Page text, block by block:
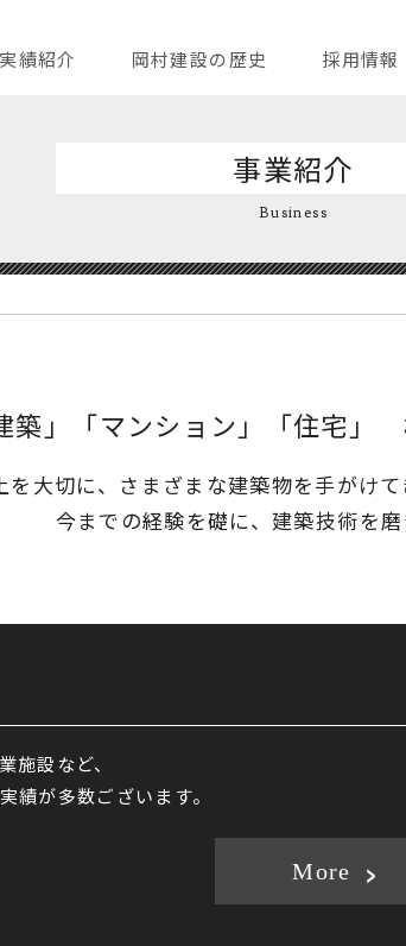
実績紹介 岡村建設の歴史 採用情報
事業紹介
Business
築」「マンション」「住宅」
大切に、さまざまな建築物を手がけ
今までの経験を礎に、建築技術を磨
施設など、
績が多数ございます。
More